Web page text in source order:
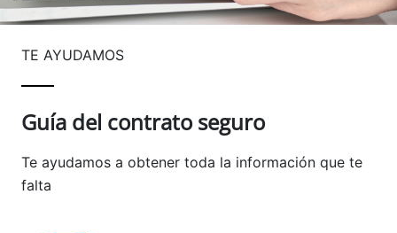
TE AYUDAMOS
Guía del contrato seguro
Te ayudamos a obtener toda la información que te
falta